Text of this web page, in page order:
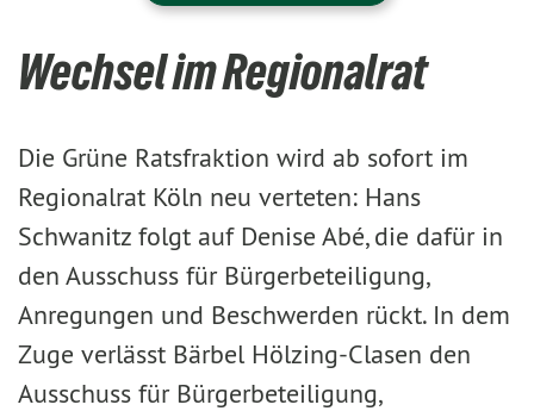
Wechsel im Regionalrat
Die Grüne Ratsfraktion wird ab sofort im
Regionalrat Köln neu verteten: Hans
Schwanitz folgt auf Denise Abé, die dafür in
den Ausschuss für Bürgerbeteiligung,
Anregungen und Beschwerden rückt. In dem
Zuge verlässt Bärbel Hölzing-Clasen den
Ausschuss für Bürgerbeteiligung,